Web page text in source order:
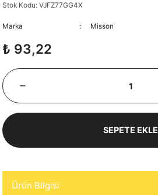
Stok Kodu: VJFZ77GG4X
Marka Misson
₺ 93,22
SEPETE EKLE
Ürün Bilgisi